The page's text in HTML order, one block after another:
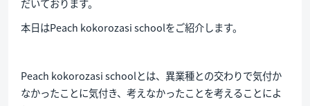
本日はPeach kokorozasi schoolをご紹介します。
Peach kokorozasi schoolとは、異業種との交わりで気付か
なかったことに気付き、考えなかったことを考えることによ